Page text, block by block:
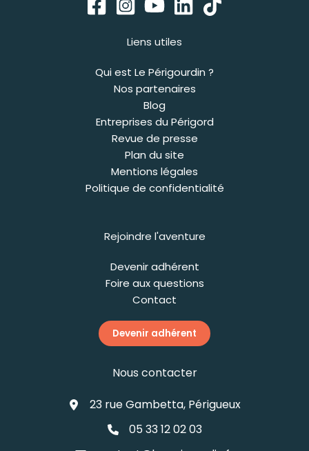
Liens utiles
Qui est Le Périgourdin ?
Nos partenaires
Blog
Entreprises du Périgord
Revue de presse
Plan du site
Mentions légales
Politique de confidentialité
Rejoindre l'aventure
Devenir adhérent
Foire aux questions
Contact
Devenir adhérent
Nous contacter
23 rue Gambetta, Périgueux
05 33 12 02 03